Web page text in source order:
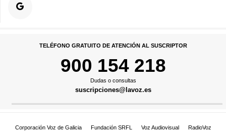
TELÉFONO GRATUITO DE ATENCIÓN AL SUSCRIPTOR
900 154 218
Dudas o consultas
suscripciones@lavoz.es
Corporación Voz de Galicia Fundación SRFL Voz Audiovisual
RadioVoz